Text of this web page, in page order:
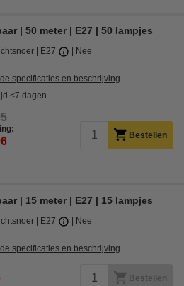
| 50 meter | E27 | 50 lampjes
E27 Nee
specificaties en beschrijving
<7 dagen
Bestellen
| 15 meter | E27 | 15 lampjes
E27 Nee
specificaties en beschrijving
Bestellen